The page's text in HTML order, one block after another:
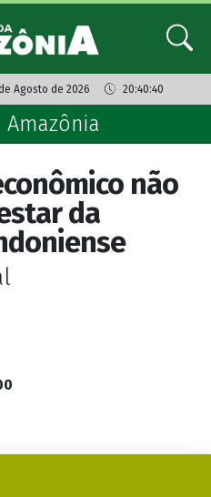
Agosto de 2026 20:40:40
não
da